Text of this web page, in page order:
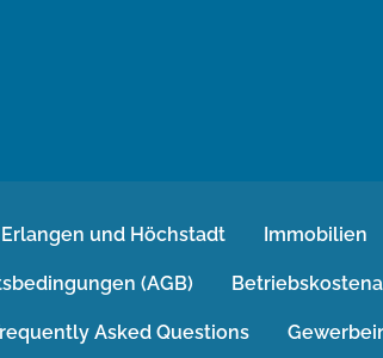
und Höchstadt Immobilien
(AGB)
Asked Questions